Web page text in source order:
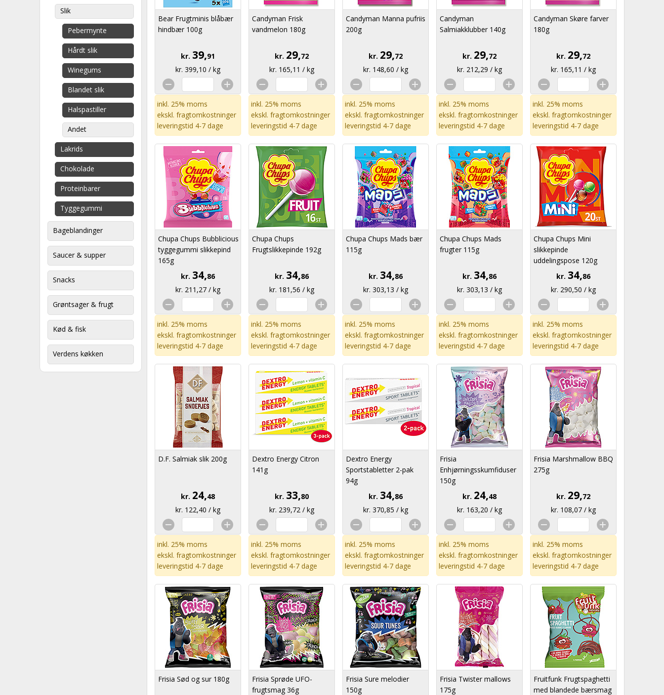
Slik
Pebermynte
Hårdt slik
Winegums
Blandet slik
Halspastiller
Andet
Lakrids
Chokolade
Proteinbarer
Tyggegummi
Bageblandinger
Saucer & supper
Snacks
Grøntsager & frugt
Kød & fisk
Verdens køkken
Bear Frugtminis blåbær
hindbær 100g
kr. 39,91
kr. 399,10 / kg
inkl. 25% moms
ekskl. fragtomkostninger
leveringstid 4-7 dage
Candyman Frisk
vandmelon 180g
kr. 29,72
kr. 165,11 / kg
inkl. 25% moms
ekskl. fragtomkostninger
leveringstid 4-7 dage
Candyman Manna pufriis
200g
kr. 29,72
kr. 148,60 / kg
inkl. 25% moms
ekskl. fragtomkostninger
leveringstid 4-7 dage
Candyman
Salmiakklubber 140g
kr. 29,72
kr. 212,29 / kg
inkl. 25% moms
ekskl. fragtomkostninger
leveringstid 4-7 dage
Candyman Skøre farver
180g
kr. 29,72
kr. 165,11 / kg
inkl. 25% moms
ekskl. fragtomkostninger
leveringstid 4-7 dage
Chupa Chups Bubblicious
tyggegummi slikkepind
165g
kr. 34,86
kr. 211,27 / kg
inkl. 25% moms
ekskl. fragtomkostninger
leveringstid 4-7 dage
Chupa Chups
Frugtslikkepinde 192g
kr. 34,86
kr. 181,56 / kg
inkl. 25% moms
ekskl. fragtomkostninger
leveringstid 4-7 dage
Chupa Chups Mads bær
115g
kr. 34,86
kr. 303,13 / kg
inkl. 25% moms
ekskl. fragtomkostninger
leveringstid 4-7 dage
Chupa Chups Mads
frugter 115g
kr. 34,86
kr. 303,13 / kg
inkl. 25% moms
ekskl. fragtomkostninger
leveringstid 4-7 dage
Chupa Chups Mini
slikkepinde
uddelingspose 120g
kr. 34,86
kr. 290,50 / kg
inkl. 25% moms
ekskl. fragtomkostninger
leveringstid 4-7 dage
D.F. Salmiak slik 200g
kr. 24,48
kr. 122,40 / kg
inkl. 25% moms
ekskl. fragtomkostninger
leveringstid 4-7 dage
Dextro Energy Citron
141g
kr. 33,80
kr. 239,72 / kg
inkl. 25% moms
ekskl. fragtomkostninger
leveringstid 4-7 dage
Dextro Energy
Sportstabletter 2-pak
94g
kr. 34,86
kr. 370,85 / kg
inkl. 25% moms
ekskl. fragtomkostninger
leveringstid 4-7 dage
Frisia
Enhjørningsskumfiduser
150g
kr. 24,48
kr. 163,20 / kg
inkl. 25% moms
ekskl. fragtomkostninger
leveringstid 4-7 dage
Frisia Marshmallow BBQ
275g
kr. 29,72
kr. 108,07 / kg
inkl. 25% moms
ekskl. fragtomkostninger
leveringstid 4-7 dage
Frisia Sød og sur 180g
Frisia Sprøde UFO-
frugtsmag 36g
Frisia Sure melodier
150g
Frisia Twister mallows
175g
Fruitfunk Frugtspaghetti
med blandede bærsmag